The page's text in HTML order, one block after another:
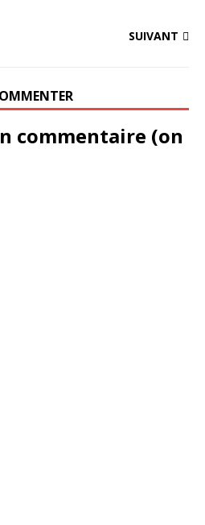
SUIVANT
commentaire (on